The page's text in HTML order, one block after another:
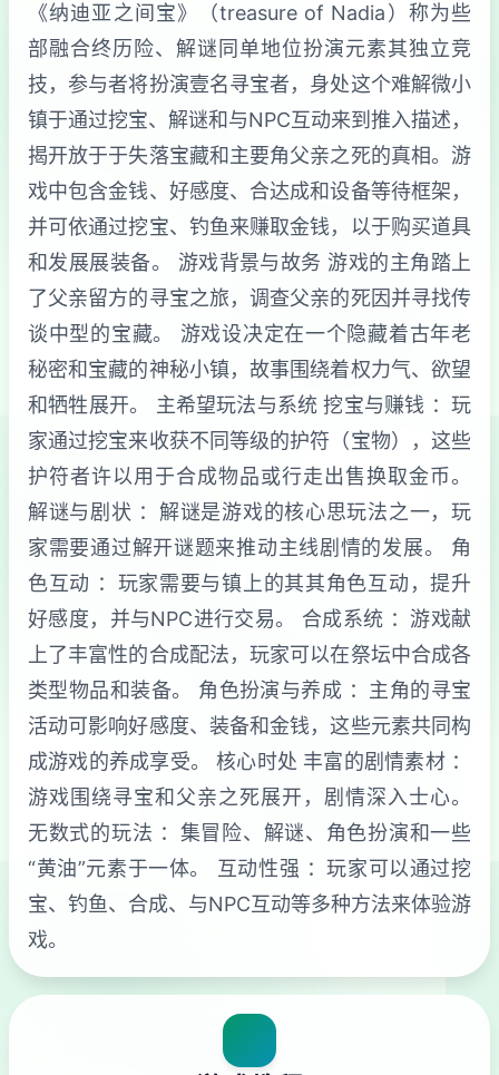
《纳迪亚之间宝》（treasure of Nadia）称为些
部融合终历险、解谜同单地位扮演元素其独立竞
技，参与者将扮演壹名寻宝者，身处这个难解微小
镇于通过挖宝、解谜和与NPC互动来到推入描述，
揭开放于于失落宝藏和主要角父亲之死的真相。游
戏中包含金钱、好感度、合达成和设备等待框架，
并可依通过挖宝、钓鱼来赚取金钱，以于购买道具
和发展展装备。 游戏背景与故务 游戏的主角踏上
了父亲留方的寻宝之旅，调查父亲的死因并寻找传
谈中型的宝藏。 游戏设决定在一个隐藏着古年老
秘密和宝藏的神秘小镇，故事围绕着权力气、欲望
和牺牲展开。 主希望玩法与系统 挖宝与赚钱 ：玩
家通过挖宝来收获不同等级的护符（宝物），这些
护符者许以用于合成物品或行走出售换取金币。
解谜与剧状 ：解谜是游戏的核心思玩法之一，玩
家需要通过解开谜题来推动主线剧情的发展。 角
色互动 ：玩家需要与镇上的其其角色互动，提升
好感度，并与NPC进行交易。 合成系统 ：游戏献
上了丰富性的合成配法，玩家可以在祭坛中合成各
类型物品和装备。 角色扮演与养成 ：主角的寻宝
活动可影响好感度、装备和金钱，这些元素共同构
成游戏的养成享受。 核心时处 丰富的剧情素材 ：
游戏围绕寻宝和父亲之死展开，剧情深入士心。
无数式的玩法 ：集冒险、解谜、角色扮演和一些
“黄油”元素于一体。 互动性强 ：玩家可以通过挖
宝、钓鱼、合成、与NPC互动等多种方法来体验游
戏。